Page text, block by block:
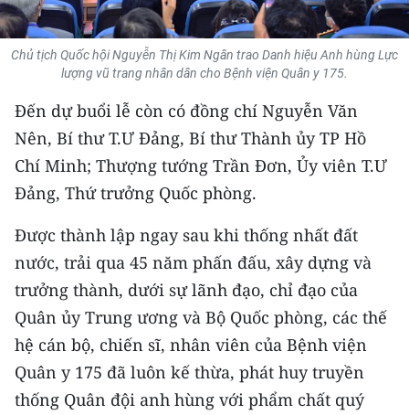
KIỂM CHỨNG THÔNG TIN
TRI THỨC CHUYÊN SÂU
54 DÂN TỘC VIỆT NAM
CHƯƠNG TRÌNH OCOP - MỖI XÃ
MỘT SẢN PHẨM
RADIO
MEDIA CENTER
E-Magazine
Video
Media Chính trị
Chủ tịch Quốc hội Nguyễn Thị Kim Ngân trao Danh hiệu Anh hùng Lực
lượng vũ trang nhân dân cho Bệnh viện Quân y 175.
Đến dự buổi lễ còn có đồng chí Nguyễn Văn
Nên, Bí thư T.Ư Đảng, Bí thư Thành ủy TP Hồ
Chí Minh; Thượng tướng Trần Đơn, Ủy viên T.Ư
Đảng, Thứ trưởng Quốc phòng.
Được thành lập ngay sau khi thống nhất đất
nước, trải qua 45 năm phấn đấu, xây dựng và
trưởng thành, dưới sự lãnh đạo, chỉ đạo của
Quân ủy Trung ương và Bộ Quốc phòng, các thế
hệ cán bộ, chiến sĩ, nhân viên của Bệnh viện
Quân y 175 đã luôn kế thừa, phát huy truyền
thống Quân đội anh hùng với phẩm chất quý